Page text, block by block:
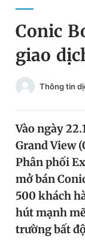
Chuyên mục
Chuyên mục khác
Tin thị trường
Video
Sản phẩm khác
Đổi mật
Tin đã lưu
Tin đã xem
Đăng xuất
Conic
giao
Thông tin
Vào ngày
Grand View
Phân phối
mở bán
500 khách
hút mạnh
trường bất